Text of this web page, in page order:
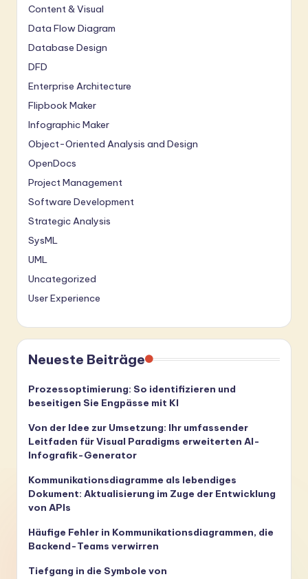
Content & Visual
Data Flow Diagram
Database Design
DFD
Enterprise Architecture
Flipbook Maker
Infographic Maker
Object-Oriented Analysis and Design
OpenDocs
Project Management
Software Development
Strategic Analysis
SysML
UML
Uncategorized
User Experience
Neueste Beiträge
Prozessoptimierung: So identifizieren und
beseitigen Sie Engpässe mit KI
Von der Idee zur Umsetzung: Ihr umfassender
Leitfaden für Visual Paradigms erweiterten AI-
Infografik-Generator
Kommunikationsdiagramme als lebendiges
Dokument: Aktualisierung im Zuge der Entwicklung
von APIs
Häufige Fehler in Kommunikationsdiagrammen, die
Backend-Teams verwirren
Tiefgang in die Symbole von